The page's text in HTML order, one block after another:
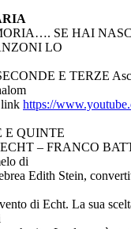
SE HAI
LO
E TERZE
link https://
E QUINTE
– FRANCO
di
Edith Stein,
di Echt. La sua